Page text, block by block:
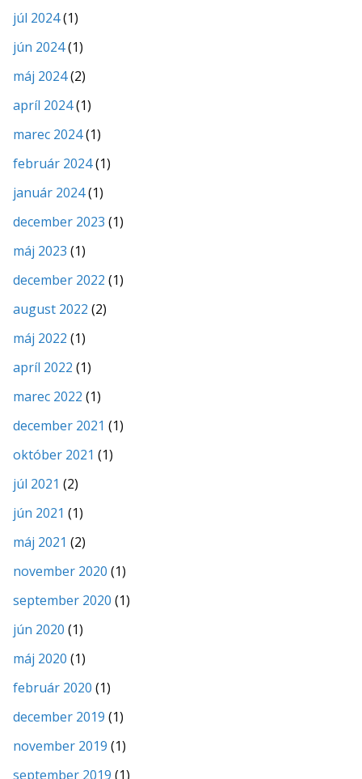
júl 2024(1)
jún 2024(1)
máj 2024(2)
apríl 2024(1)
marec 2024(1)
február 2024(1)
január 2024(1)
december 2023 (1)
máj 2023 (1)
december 2022 (1)
august 2022 (2)
máj 2022 (1)
apríl 2022 (1)
marec 2022 (1)
december 2021 (1)
október 2021 (1)
júl 2021 (2)
jún 2021 (1)
máj 2021 (2)
november 2020 (1)
september 2020 (1)
jún 2020 (1)
máj 2020 (1)
február 2020 (1)
december 2019 (1)
november 2019 (1)
september 2019 (1)